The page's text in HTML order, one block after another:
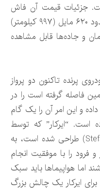
جزئیات قیمت آن فاش
نشده است اما می تواند هر بار حدود ۶۲۰ مایل (۹۹۷ کیلومتر)
و جاده‌ها قابل مشاهده
پرنده تاکنون دو پرواز
۱۵۰۰ فوت از زمین فاصله گرفته است را در
و این امر آن را یک گام
است. “ایرکار” که توسط
پروفسور “استفان کلین”(Stefan Klein) طراحی شده است، به
فرود را با موفقیت انجام
اما هواپیماها باید سبک
برای ایرکار یک چالش بزرگ